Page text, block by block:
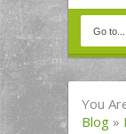
You
Blog »